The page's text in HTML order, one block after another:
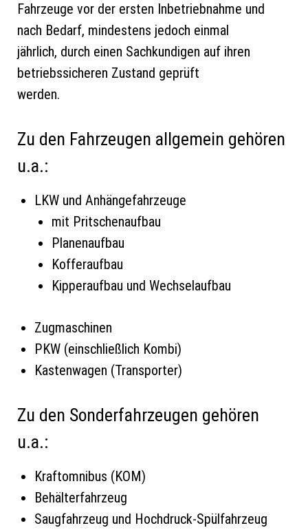
Fahrzeuge vor der ersten Inbetriebnahme und
nach Bedarf, mindestens jedoch einmal
jährlich, durch einen Sachkundigen auf ihren
betriebssicheren Zustand geprüft
werden.
Zu den Fahrzeugen allgemein gehören
u.a.:
LKW und Anhängefahrzeuge
mit Pritschenaufbau
Planenaufbau
Kofferaufbau
Kipperaufbau und Wechselaufbau
Zugmaschinen
PKW (einschließlich Kombi)
Kastenwagen (Transporter)
Zu den Sonderfahrzeugen gehören
u.a.:
Kraftomnibus (KOM)
Behälterfahrzeug
Saugfahrzeug und Hochdruck-Spülfahrzeug